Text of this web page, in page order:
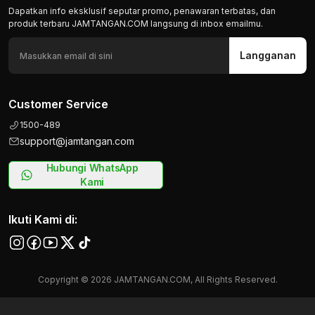
Dapatkan info eksklusif seputar promo, penawaran terbatas, dan
produk terbaru JAMTANGAN.COM langsung di inbox emailmu.
Langganan
Customer Service
1500-489
support@jamtangan.com
Hubungi WhatsApp
Kami
Ikuti Kami di:
Copyright © 2026 JAMTANGAN.COM, All Rights Reserved.